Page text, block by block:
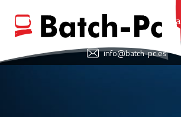
Portada
info@batch-pc.es
FAVORITOS